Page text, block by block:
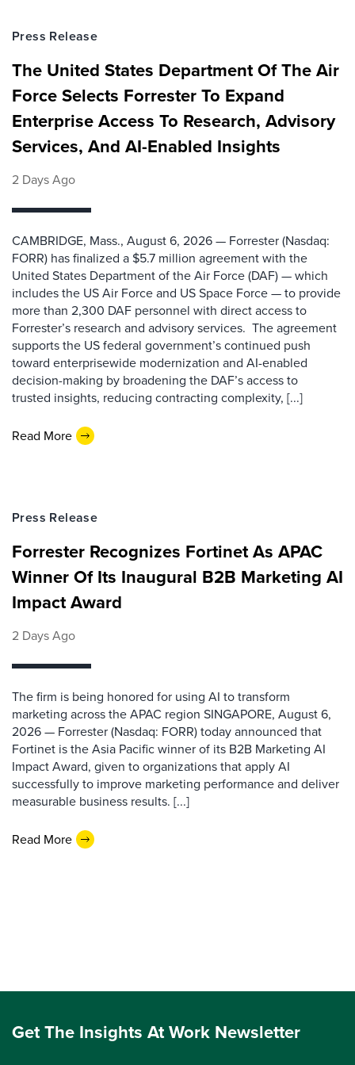
Press Release
The United States Department Of The Air
Force Selects Forrester To Expand
Enterprise Access To Research, Advisory
Services, And AI-Enabled Insights
2 Days Ago
CAMBRIDGE, Mass., August 6, 2026 — Forrester (Nasdaq:
FORR) has finalized a $5.7 million agreement with the
United States Department of the Air Force (DAF) — which
includes the US Air Force and US Space Force — to provide
more than 2,300 DAF personnel with direct access to
Forrester’s research and advisory services. The agreement
supports the US federal government’s continued push
toward enterprisewide modernization and AI-enabled
decision-making by broadening the DAF’s access to
trusted insights, reducing contracting complexity, [...]
Read More
Press Release
Forrester Recognizes Fortinet As APAC
Winner Of Its Inaugural B2B Marketing AI
Impact Award
2 Days Ago
The firm is being honored for using AI to transform
marketing across the APAC region SINGAPORE, August 6,
2026 — Forrester (Nasdaq: FORR) today announced that
Fortinet is the Asia Pacific winner of its B2B Marketing AI
Impact Award, given to organizations that apply AI
successfully to improve marketing performance and deliver
measurable business results. [...]
Read More
Get The Insights At Work Newsletter